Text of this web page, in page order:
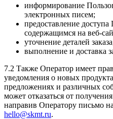
информирование
электронных писем;
предоставление
содержащимся на веб-
уточнение деталей
выполнение и доставка
7.2 Также Оператор имеет
уведомления о новых
предложениях и различных
может отказаться от
направив Оператору письмо
hello@skmt.ru.